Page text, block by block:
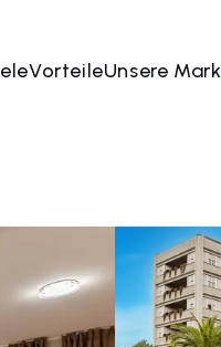
VorteileUnsere